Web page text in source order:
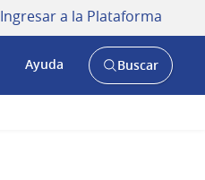
Ingresar a la Plataforma
Ayuda
AbrirBuscar